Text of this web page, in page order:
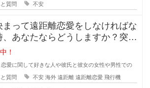
質問 不安
って遠距離恋愛をしなければな
、あなたならどうしますか？突然
って遠距離に..
！
恋愛に関して好きな人や彼氏と彼女の女性や男性での
質問 不安 海外 遠距離 遠距離恋愛 飛行機